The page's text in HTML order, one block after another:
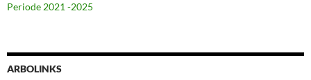
Periode 2021 -2025
ARBOLINKS